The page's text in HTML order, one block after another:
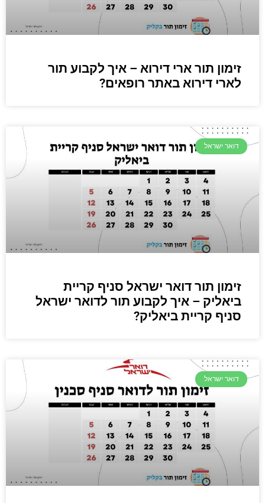
זימון תור ארי דירוא – איך לקבוע תור
לארי דירוא באתר רופאים?
דואר ישראל
זימון תור דואר ישראל סניף קריית
ביאליק – איך לקבוע תור לדואר ישראל
סניף קריית ביאליק?
דואר ישראל